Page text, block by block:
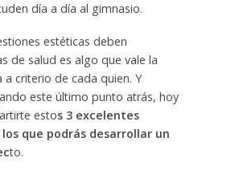
día a día al gimnasio.
estéticas deben
de salud es algo que vale la
a criterio de cada quien. Y
este último punto atrás, hoy
estos 3 excelentes
que podrás desarrollar un
to.